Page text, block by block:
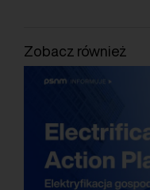
Zobacz również